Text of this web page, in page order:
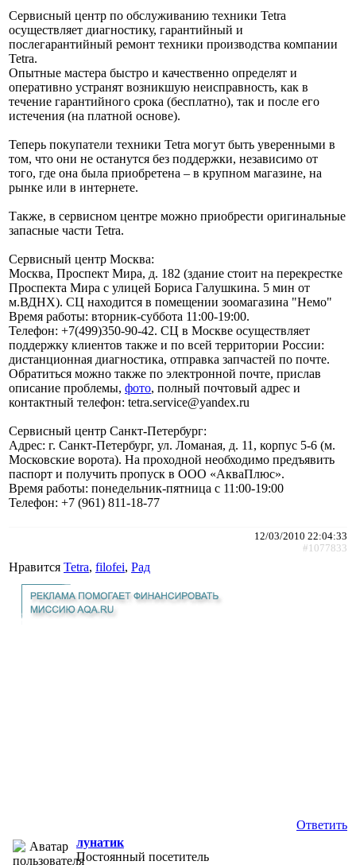
Сервисный центр по обслуживанию техники Tetra
осуществляет диагностику, гарантийный и
послегарантийный ремонт техники производства компании
Tetra.
Опытные мастера быстро и качественно определят и
оперативно устранят возникшую неисправность, как в
течение гарантийного срока (бесплатно), так и после его
истечения (на платной основе).
Теперь покупатели техники Tetra могут быть уверенными в
том, что они не останутся без поддержки, независимо от
того, где она была приобретена – в крупном магазине, на
рынке или в интернете.
Также, в сервисном центре можно приобрести оригинальные
запасные части Tetra.
Сервисный центр Москва:
Москва, Проспект Мира, д. 182 (здание стоит на перекрестке
Проспекта Мира с улицей Бориса Галушкина. 5 мин от
м.ВДНХ). СЦ находится в помещении зоомагазина "Немо"
Время работы: вторник-суббота 11:00-19:00.
Телефон: +7(499)350-90-42. СЦ в Москве осуществляет
поддержку клиентов также и по всей территории России:
дистанционная диагностика, отправка запчастей по почте.
Обратиться можно также по электронной почте, прислав
описание проблемы, фото, полный почтовый адрес и
контактный телефон: tetra.service@yandex.ru
Сервисный центр Санкт-Петербург:
Адрес: г. Санкт-Петербург, ул. Ломаная, д. 11, корпус 5-6 (м.
Московские ворота). На проходной необходимо предъявить
паспорт и получить пропуск в ООО «АкваПлюс».
Время работы: понедельник-пятница с 11:00-19:00
Телефон: +7 (961) 811-18-77
12/03/2010 22:04:33
#1077833
Нравится Tetra, filofei, Рад
Ответить
лунатик
Постоянный посетитель